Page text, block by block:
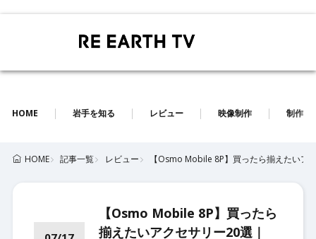
HOME 岩手を知る レビュー 映像制作 制作実
HOME 記事一覧 レビュー 【Osmo Mobile 8P】買ったら揃えたいア
【Osmo Mobile 8P】買ったら
揃えたいアクセサリー20選｜